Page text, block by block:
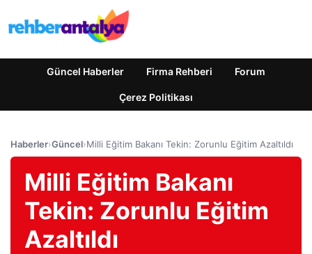
Güncel Haberler Firma Rehberi Forum
Çerez Politikası
Haberler›Güncel›Milli Eğitim Bakanı Tekin: Zorunlu Eğitim Azaltıldı
Milli Eğitim Bakanı
Tekin: Zorunlu Eğitim
Azaltıldı